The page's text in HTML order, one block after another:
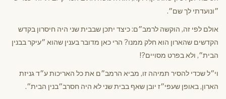
״ונועדתי לך שם״.
אולם לפי זה, הוקשה לרמב״ם: כיצד יתכן שבבית שני היה חיסרון בקדש
הקדשים שהארון הוא חלק ממנו? הרי כאן מדובר בענין שהוא ״עיקר בבנין
הבית״, ולא בפרט מסויים?!
וי״ל שכדי להסיר תמיהה זו, מביא הרמב״ם את כל האריכות ע״ד גניזת
הארון, באופן שעפי״ז יובן שאף בבית שני לא היה חסרב״בנין הבית״.